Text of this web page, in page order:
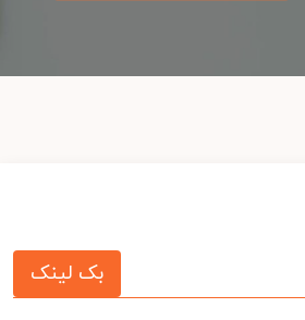
بک لینک